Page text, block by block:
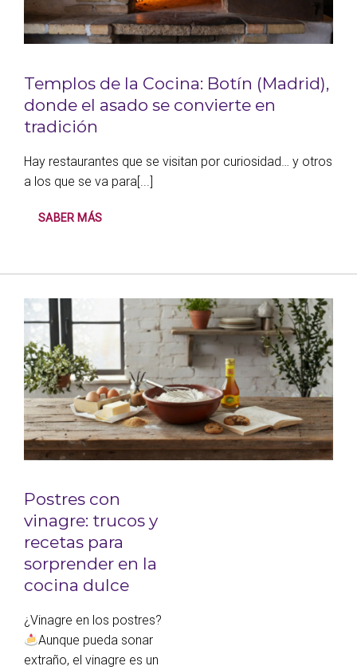
Templos de la Cocina: Botín (Madrid),
donde el asado se convierte en
tradición
Hay restaurantes que se visitan por curiosidad… y otros
a los que se va para[...]
SABER MÁS
Postres con
vinagre: trucos y
recetas para
sorprender en la
cocina dulce
¿Vinagre en los postres?
Aunque pueda sonar
extraño, el vinagre es un